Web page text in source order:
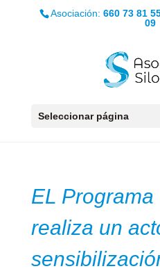
Asociación:660 73 81
09
Seleccionar página
EL Programa
realiza un